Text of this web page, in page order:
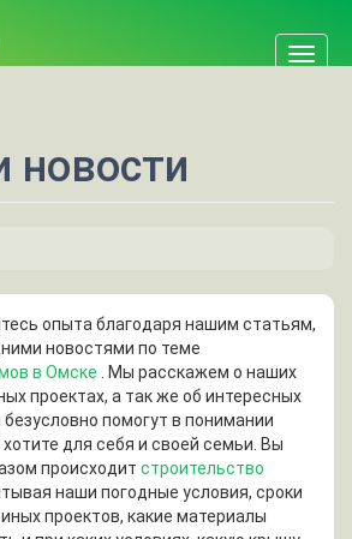
Toggle
новости
опыта благодаря нашим статьям,
новостями по теме
в Омске . Мы расскажем о наших
проектах, а так же об интересных
помогут в понимании
для себя и своей семьи. Вы
происходит строительство
наши погодные условия, сроки
проектов, какие материалы